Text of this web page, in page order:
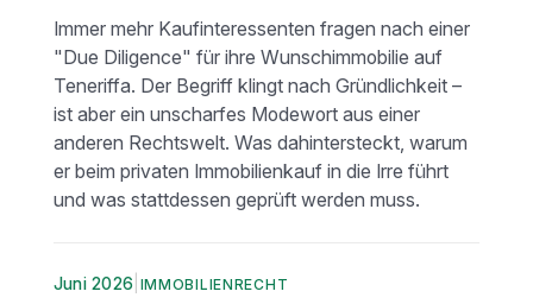
Immer mehr Kaufinteressenten fragen nach einer
"Due Diligence" für ihre Wunschimmobilie auf
Teneriffa. Der Begriff klingt nach Gründlichkeit –
ist aber ein unscharfes Modewort aus einer
anderen Rechtswelt. Was dahintersteckt, warum
er beim privaten Immobilienkauf in die Irre führt
und was stattdessen geprüft werden muss.
Juni 2026 IMMOBILIENRECHT